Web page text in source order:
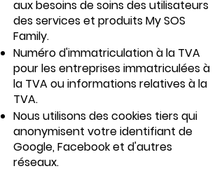
aux besoins de soins des utilisateurs
des services et produits My SOS
Family.
Numéro d'immatriculation à la TVA
pour les entreprises immatriculées à
la TVA ou informations relatives à la
TVA.
Nous utilisons des cookies tiers qui
anonymisent votre identifiant de
Google, Facebook et d'autres
réseaux.